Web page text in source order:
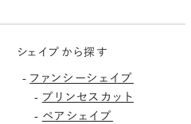
シェイプから探す
- ファンシーシェイプ
- プリンセスカット
- ペアシェイプ